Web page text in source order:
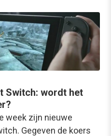
Switch: wordt het
week zijn nieuwe
Gegeven de koers